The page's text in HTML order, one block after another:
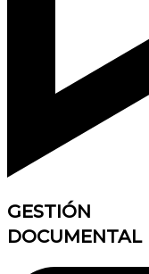
GESTIÓN
DOCUMENTAL